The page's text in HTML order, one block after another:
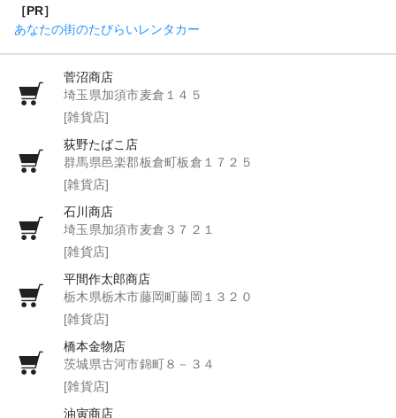
［PR］
あなたの街のたびらいレンタカー
菅沼商店
埼玉県加須市麦倉１４５
[雑貨店]
荻野たばこ店
群馬県邑楽郡板倉町板倉１７２５
[雑貨店]
石川商店
埼玉県加須市麦倉３７２１
[雑貨店]
平間作太郎商店
栃木県栃木市藤岡町藤岡１３２０
[雑貨店]
橋本金物店
茨城県古河市錦町８－３４
[雑貨店]
油寅商店